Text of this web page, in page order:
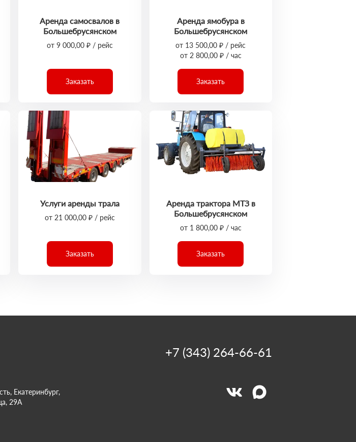
Аренда самосвалов в
Большебрусянском
от 9 000,00 ₽ / рейс
Заказать
Аренда ямобура в
Большебрусянском
от 13 500,00 ₽ / рейс
от 2 800,00 ₽ / час
Заказать
Услуги аренды трала
от 21 000,00 ₽ / рейс
Заказать
Аренда трактора МТЗ в
Большебрусянском
от 1 800,00 ₽ / час
Заказать
Екатеринбург,
29А
+7 (343) 264-66-61